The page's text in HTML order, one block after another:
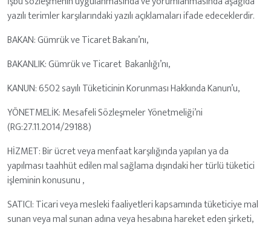
yazılı terimler karşılarındaki yazılı açıklamaları ifade edeceklerdir.
BAKAN: Gümrük ve Ticaret Bakanı’nı,
BAKANLIK: Gümrük ve Ticaret Bakanlığı’nı,
KANUN: 6502 sayılı Tüketicinin Korunması Hakkında Kanun’u,
YÖNETMELİK: Mesafeli Sözleşmeler Yönetmeliği’ni
(RG:27.11.2014/29188)
HİZMET: Bir ücret veya menfaat karşılığında yapılan ya da
yapılması taahhüt edilen mal sağlama dışındaki her türlü tüketici
işleminin konusunu ,
SATICI: Ticari veya mesleki faaliyetleri kapsamında tüketiciye mal
sunan veya mal sunan adına veya hesabına hareket eden şirketi,